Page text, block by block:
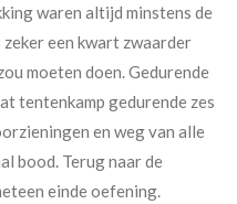
waren altijd minstens de
een kwart zwaarder
moeten doen. Gedurende
tentenkamp gedurende zes
en weg van alle
bood. Terug naar de
einde oefening.